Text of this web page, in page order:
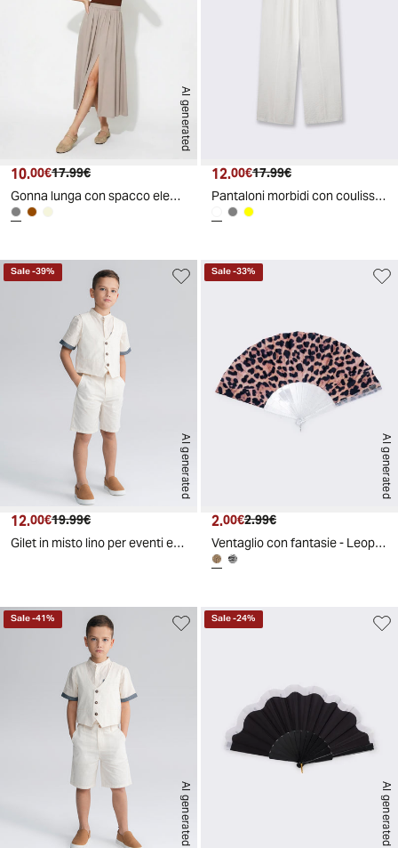
AI generated
Prezzo attuale
10.00€ Prezzo originale
17.99€
Gonna lunga con spacco elegante e versatile - Grigio fango
Prezzo attuale
12.00€ Prezzo originale
17.99€
Pantaloni morbidi con coulisse in vita - Bianco
AI generated
Sale-39%
Prezzo attuale
12.00€ Prezzo originale
19.99€
Gilet in misto lino per eventi eleganti - Beige
AI generated
Sale-33%
Prezzo attuale
2.00€ Prezzo originale
2.99€
Ventaglio con fantasie - Leopardato
AI generated
Sale-41%
AI generated
Sale-24%